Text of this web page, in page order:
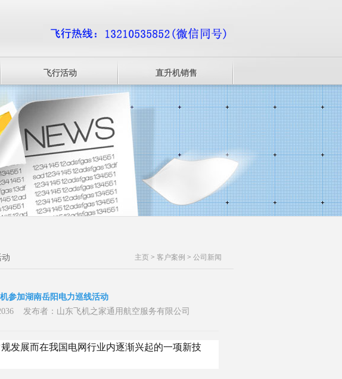
飞行活动 直升机销售
主页 > 客户案例 > 公司新闻
参加湖南岳阳电力巡线活动
发布者：山东飞机之家通用航空服务有限公司
发展而在我国电网行业内逐渐兴起的一项新技